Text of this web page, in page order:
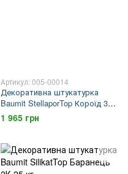
Артикул: 005-00014
Декоративна штукатурка
Baumit StellaporTop Короїд 3R
25 кг
1 965 грн